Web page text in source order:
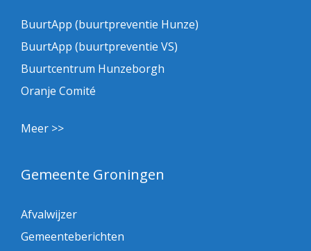
BuurtApp (buurtpreventie Hunze)
BuurtApp (buurtpreventie VS)
Buurtcentrum Hunzeborgh
Oranje Comité
Meer >>
Gemeente Groningen
Afvalwijzer
Gemeenteberichten